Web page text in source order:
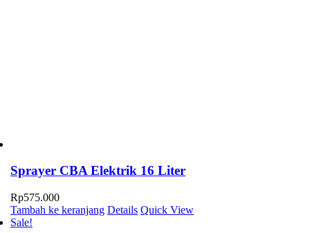
Sprayer CBA Elektrik 16 Liter
Rp575.000
Tambah ke keranjang Details Quick View
Sale!